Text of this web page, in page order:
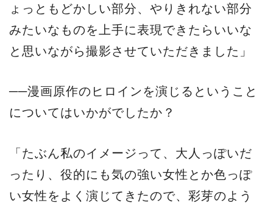
ょっともどかしい部分、やりきれない部分
みたいなものを上手に表現できたらいいな
と思いながら撮影させていただきました」
──漫画原作のヒロインを演じるということ
についてはいかがでしたか？
「たぶん私のイメージって、大人っぽいだ
ったり、役的にも気の強い女性とか色っぽ
い女性をよく演じてきたので、彩芽のよう